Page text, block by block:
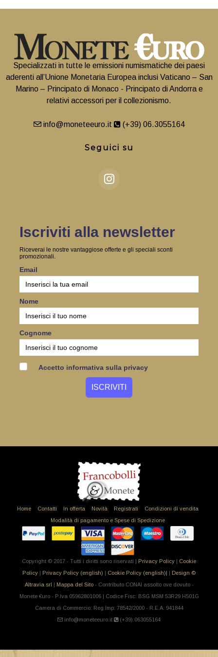
Specializzati in tutte le emissioni numismatiche dei paesi
aderenti all’Unione Monetaria Europea inclusi Vaticano – San
Marino – Principato di Monaco - Principato di Andorra e
relativi accessori per il collezionismo.
info@moneteeuro.it (+39) 06.3055164
Seguici su
Iscriviti alla newsletter
Riceverai le nostre vantaggiose offerte e gli speciali sconti
promozionali.
Email
Nome
Cognome
Accetto informativa sulla privacy
Home Contatti In offerta Novità Registrati
Condizioni di vendita
Modalità di pagamento e Spese di Spedizione
Copyright © 2017 - Tutti i diritti sono riservati | Privacy Policy | Cookie
Policy | Privacy Policy (english) | Cookie Policy (english)| | Design ©
Altravia srl | Mappa del Sito- Contributo CONAI assolto ove dovuto -
Monete €uro - P.Iva 05962801006 | Codice Fisc: BSG MSM 53R29 H501G
Camera di Commercio: Reg.Imp. 78542/2000 - R.E.A. 941844
info@moneteeuro.it
(+39).063055164